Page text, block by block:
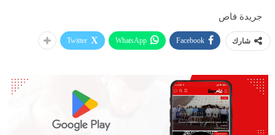
جريدة فاص
شارك Facebook
WhatsApp
Twitter